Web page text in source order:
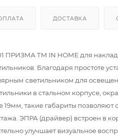
ДОСТАВКА
ПРИЗМА ТМ IN HOME для
Благодаря простоте
светильником для
в стальном корпусе,
19мм, такие габариты
ЭПРА (драйвер) встроен в
улучшает визуальное